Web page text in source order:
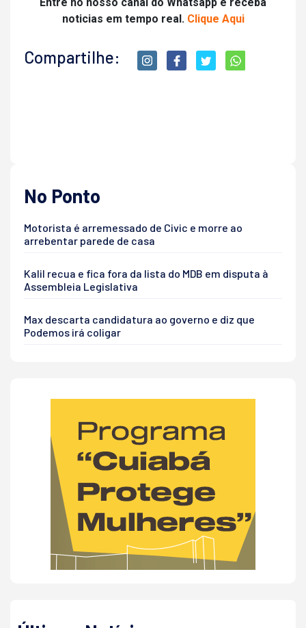
noticias em tempo real. Clique Aqui
Compartilhe:
No Ponto
Motorista é arremessado de Civic e morre ao
arrebentar parede de casa
Kalil recua e fica fora da lista do MDB em disputa à
Assembleia Legislativa
Max descarta candidatura ao governo e diz que
Podemos irá coligar